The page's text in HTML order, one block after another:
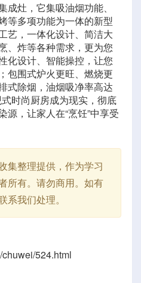
灶，它集吸油烟功能、
等多项功能为一体的新型
艺，一体化设计、简洁大
、炸等各种需求，更为您
化设计、智能操控，让您
包围式炉火更旺、燃烧更
式除烟，油烟吸净率高达
时尚厨房成为现实，彻底
源，让家人在“烹饪”中享受
集整理提供，作为学习
所有。请勿商用。如有
我们处理。
524.html